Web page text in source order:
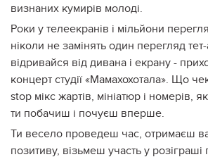
визнаних кумирів молоді.
Роки у телеекранів і мільйони
ніколи не замінять один перегляд
відривайся від дивана і екрану -
концерт студії «Мамахохотала». Що
stop мікс жартів, мініатюр і номерів,
ти побачиш і почуєш вперше.
Ти весело проведеш час, отримаєш
позитиву, візьмеш участь у розіграші